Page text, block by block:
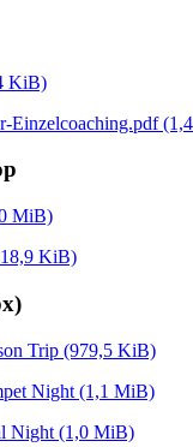
KiB)
Einzelcoaching.pdf
MiB)
KiB)
Trip (979,5 KiB)
Night (1,1 MiB)
Night (1,0 MiB)